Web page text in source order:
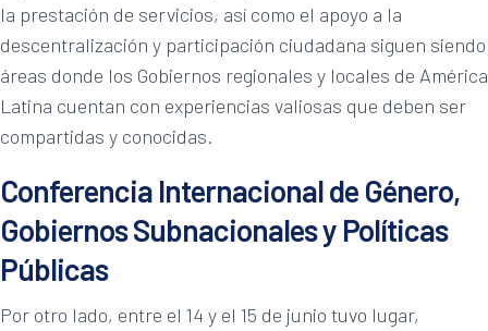
la prestación de servicios, así como el apoyo a la
descentralización y participación ciudadana siguen siendo
áreas donde los Gobiernos regionales y locales de América
Latina cuentan con experiencias valiosas que deben ser
compartidas y conocidas.
Conferencia Internacional de Género,
Gobiernos Subnacionales y Políticas
Públicas
Por otro lado, entre el 14 y el 15 de junio tuvo lugar,